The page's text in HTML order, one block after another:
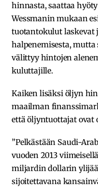
hinnasta, saattaa
Wessmanin mukaan
tuotantokulut laskevat
halpenemisesta,
välittyy hintojen
kuluttajille.
Kaiken lisäksi öljyn
maailman
että öljyntuottajat ovat
”Pelkästään Saudi-
vuoden 2013
miljardin dollarin
sijoitettavana